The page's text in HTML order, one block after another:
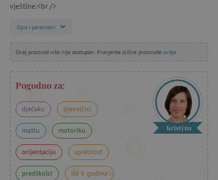
vještine.<br />
Opis i parametri
Ovaj proizvod više nije dostupan. Provjerite slične proizvode ovdje
Pogodno za:
dječaku djevojčici
maštu motoriku
orijentaciju spretnost
predškolci od 6 godina
Kristýna